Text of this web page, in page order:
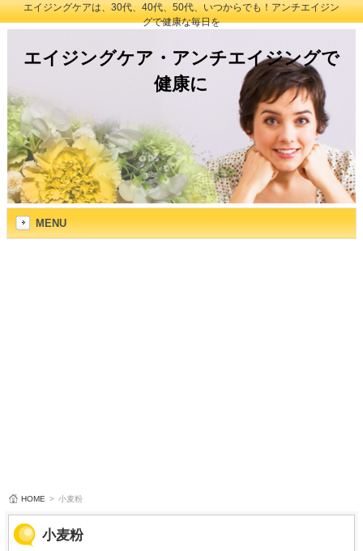
エイジングケアは、30代、40代、50代、いつからでも！アンチエイジン
グで健康な毎日を
エイジングケア・アンチエイジングで
健康に
MENU
HOME > 小麦粉
小麦粉